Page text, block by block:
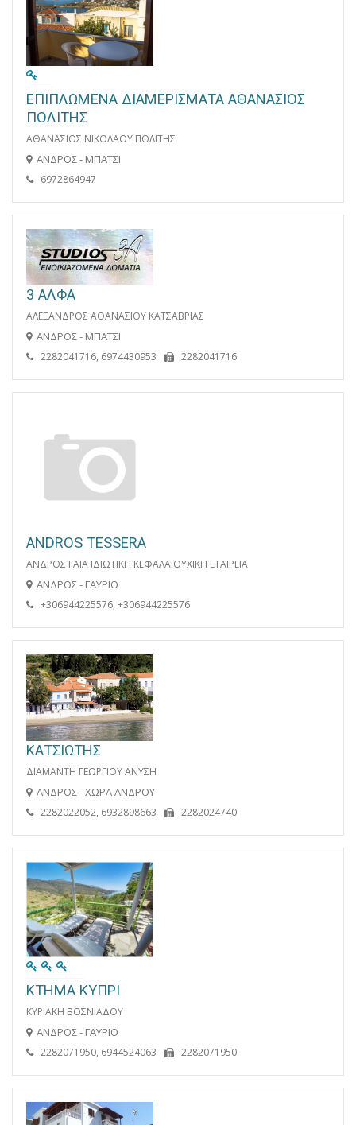
ΕΠΙΠΛΩΜΕΝΑ ΔΙΑΜΕΡΙΣΜΑΤΑ ΑΘΑΝΑΣΙΟΣ
ΠΟΛΙΤΗΣ
ΑΘΑΝΑΣΙΟΣ ΝΙΚΟΛΑΟΥ ΠΟΛΙΤΗΣ
ΑΝΔΡΟΣ - ΜΠΑΤΣΙ
6972864947
3 ΑΛΦΑ
ΑΛΕΞΑΝΔΡΟΣ ΑΘΑΝΑΣΙΟΥ ΚΑΤΣΑΒΡΙΑΣ
ΑΝΔΡΟΣ - ΜΠΑΤΣΙ
2282041716, 6974430953 2282041716
ANDROS TESSERA
ΑΝΔΡΟΣ ΓΑΙΑ ΙΔΙΩΤΙΚΗ ΚΕΦΑΛΑΙΟΥΧΙΚΗ ΕΤΑΙΡΕΙΑ
ΑΝΔΡΟΣ - ΓΑΥΡΙΟ
+306944225576, +306944225576
ΚΑΤΣΙΩΤΗΣ
ΔΙΑΜΑΝΤΗ ΓΕΩΡΓΙΟΥ ΑΝΥΣΗ
ΑΝΔΡΟΣ - ΧΩΡΑ ΑΝΔΡΟΥ
2282022052, 6932898663 2282024740
ΚΤΗΜΑ ΚΥΠΡΙ
ΚΥΡΙΑΚΗ ΒΟΣΝΙΑΔΟΥ
ΑΝΔΡΟΣ - ΓΑΥΡΙΟ
2282071950, 6944524063 2282071950